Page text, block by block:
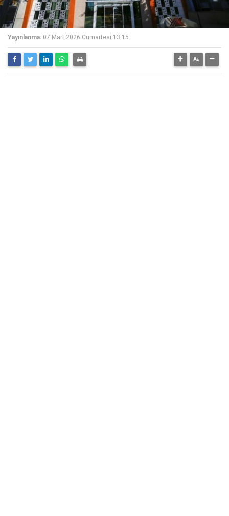
Yayınlanma: 07 Mart 2026 Cumartesi 13:15